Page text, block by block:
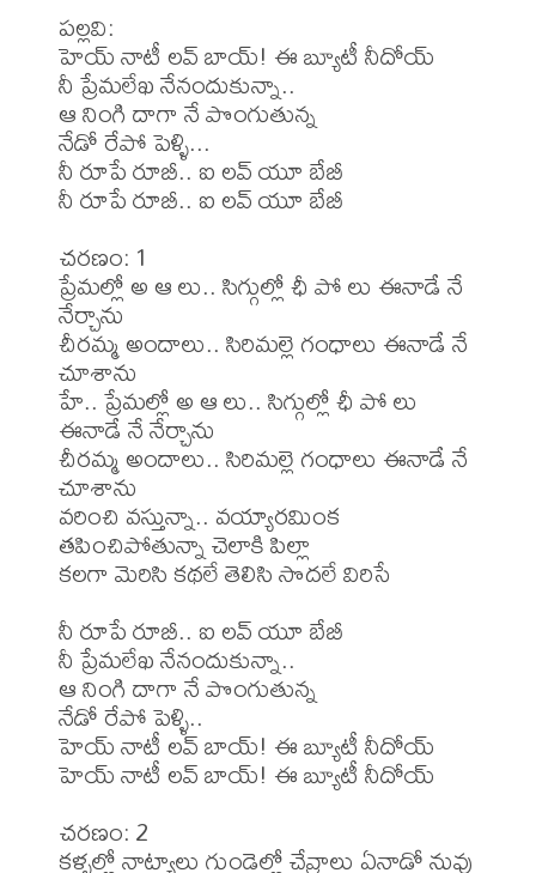
పల్లవి:
హెయ్ నాటీ లవ్ బాయ్! ఈ బ్యూటీ నీదోయ్
నీ ప్రేమలేఖ నేనందుకున్నా..
ఆ నింగి దాగా నే పొంగుతున్న
నేడో రేపో పెళ్ళి...
నీ రూపే రూబీ.. ఐ లవ్ యూ బేబీ
నీ రూపే రూబీ.. ఐ లవ్ యూ బేబీ
చరణం: 1
ప్రేమల్లో అ ఆ లు.. సిగ్గుల్లో ఛీ పో లు ఈనాడే నే
నేర్చాను
చీరమ్మ అందాలు.. సిరిమల్లె గంధాలు ఈనాడే నే
చూశాను
హే.. ప్రేమల్లో అ ఆ లు.. సిగ్గుల్లో ఛీ పో లు
ఈనాడే నే నేర్చాను
చీరమ్మ అందాలు.. సిరిమల్లె గంధాలు ఈనాడే నే
చూశాను
వరించి వస్తున్నా.. వయ్యారమింక
తపించిపోతున్నా చెలాకి పిల్లా
కలగా మెరిసి కథలే తెలిసి సొదలే విరిసే
నీ రూపే రూబీ.. ఐ లవ్ యూ బేబీ
నీ ప్రేమలేఖ నేనందుకున్నా..
ఆ నింగి దాగా నే పొంగుతున్న
నేడో రేపో పెళ్ళి..
హెయ్ నాటీ లవ్ బాయ్! ఈ బ్యూటీ నీదోయ్
హెయ్ నాటీ లవ్ బాయ్! ఈ బ్యూటీ నీదోయ్
చరణం: 2
కళ్ళల్లో నాట్యాలు గుండెల్లో చేవ్రాలు ఏనాడో నువు